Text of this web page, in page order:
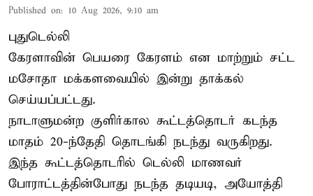
Published on: 10 Aug 2026, 9:10 am
புதுடெல்லி
கேரளாவின் பெயரை கேரளம் என மாற்றும் சட்ட
மசோதா மக்களவையில் இன்று தாக்கல்
செய்யப்பட்டது.
நாடாளுமன்ற குளிர்கால கூட்டத்தொடர் கடந்த
மாதம் 20-ந்தேதி தொடங்கி நடந்து வருகிறது.
இந்த கூட்டத்தொடரில் டெல்லி மாணவர்
போராட்டத்தின்போது நடந்த தடியடி, அயோத்தி